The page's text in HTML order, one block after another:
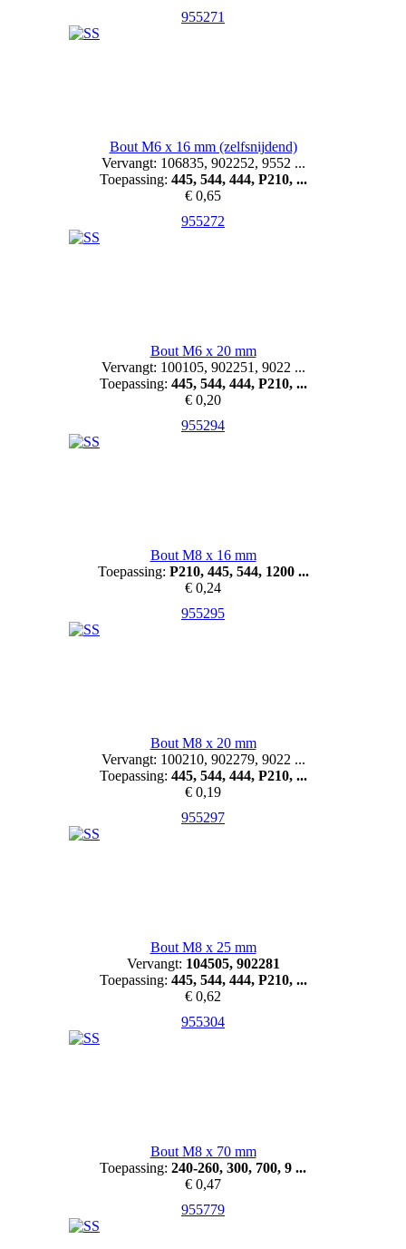
955271
Bout M6 x 16 mm (zelfsnijdend)
Vervangt: 106835, 902252, 9552 ...
Toepassing: 445, 544, 444, P210, ...
€ 0,65
955272
Bout M6 x 20 mm
Vervangt: 100105, 902251, 9022 ...
Toepassing: 445, 544, 444, P210, ...
€ 0,20
955294
Bout M8 x 16 mm
Toepassing: P210, 445, 544, 1200 ...
€ 0,24
955295
Bout M8 x 20 mm
Vervangt: 100210, 902279, 9022 ...
Toepassing: 445, 544, 444, P210, ...
€ 0,19
955297
Bout M8 x 25 mm
Vervangt: 104505, 902281
Toepassing: 445, 544, 444, P210, ...
€ 0,62
955304
Bout M8 x 70 mm
Toepassing: 240-260, 300, 700, 9 ...
€ 0,47
955779